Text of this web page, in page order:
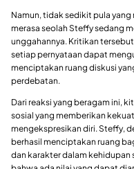
Namun, tidak sedikit pula
merasa seolah Steffy sedang
unggahannya. Kritikan
setiap pernyataan dapat
menciptakan ruang diskusi
perdebatan.
Dari reaksi yang beragam ini,
sosial yang memberikan
mengekspresikan diri. Steffy,
berhasil menciptakan ruang
dan karakter dalam kehidupan